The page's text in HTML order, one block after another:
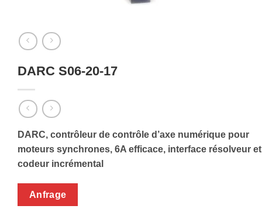
DARC S06-20-17
DARC, contrôleur de contrôle d’axe numérique pour
moteurs synchrones, 6A efficace, interface résolveur et
codeur incrémental
Anfrage